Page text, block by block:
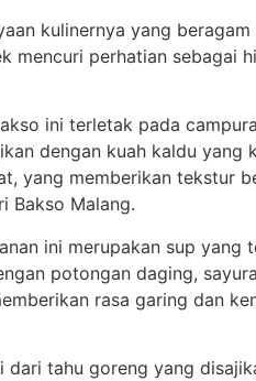
kulinernya yang
mencuri perhatian sebagai
ini terletak pada
dengan kuah kaldu yang
yang memberikan tekstur
Bakso Malang.
ini merupakan sup
potongan daging,
rasa garing dan
tahu goreng yang